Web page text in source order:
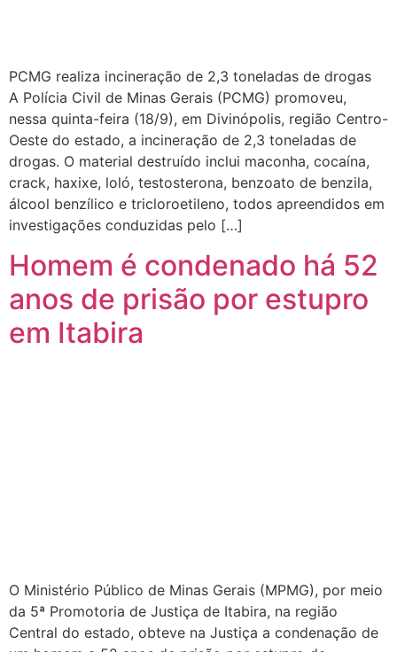
PCMG realiza incineração de 2,3 toneladas de drogas
A Polícia Civil de Minas Gerais (PCMG) promoveu,
nessa quinta-feira (18/9), em Divinópolis, região Centro-
Oeste do estado, a incineração de 2,3 toneladas de
drogas. O material destruído inclui maconha, cocaína,
crack, haxixe, loló, testosterona, benzoato de benzila,
álcool benzílico e tricloroetileno, todos apreendidos em
investigações conduzidas pelo […]
Homem é condenado há 52
anos de prisão por estupro
em Itabira
O Ministério Público de Minas Gerais (MPMG), por meio
da 5ª Promotoria de Justiça de Itabira, na região
Central do estado, obteve na Justiça a condenação de